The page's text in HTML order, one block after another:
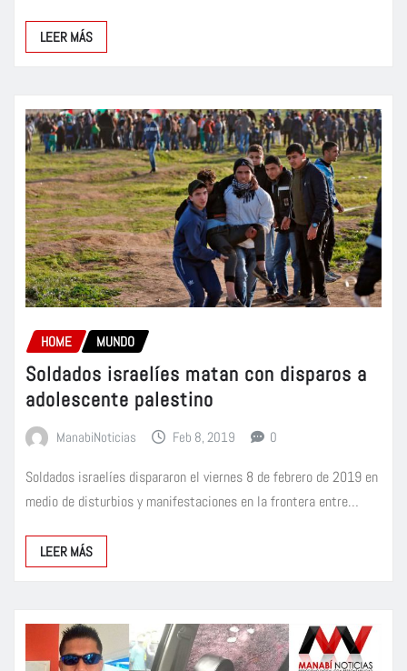
LEER MÁS
HOME MUNDO
Soldados israelíes matan con disparos a
adolescente palestino
ManabiNoticias Feb 8, 2019 0
Soldados israelíes dispararon el viernes 8 de febrero de 2019 en
medio de disturbios y manifestaciones en la frontera entre…
LEER MÁS